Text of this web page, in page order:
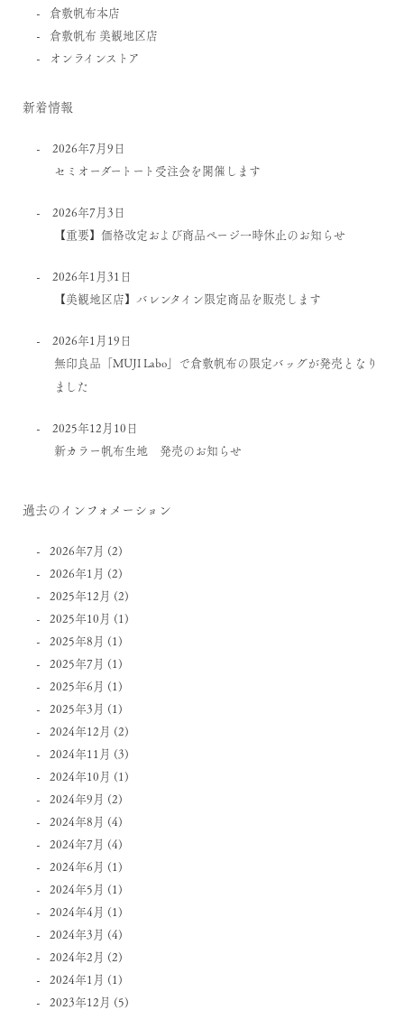
倉敷帆布本店
倉敷帆布 美観地区店
オンラインストア
新着情報
2026年7月9日
セミオーダートート受注会を開催します
2026年7月3日
【重要】価格改定および商品ページ一時休止のお知らせ
2026年1月31日
【美観地区店】バレンタイン限定商品を販売します
2026年1月19日
無印良品「MUJI Labo」で倉敷帆布の限定バッグが発売となり
ました
2025年12月10日
新カラー帆布生地 発売のお知らせ
過去のインフォメーション
2026年7月 (2)
2026年1月 (2)
2025年12月 (2)
2025年10月 (1)
2025年8月 (1)
2025年7月 (1)
2025年6月 (1)
2025年3月 (1)
2024年12月 (2)
2024年11月 (3)
2024年10月 (1)
2024年9月 (2)
2024年8月 (4)
2024年7月 (4)
2024年6月 (1)
2024年5月 (1)
2024年4月 (1)
2024年3月 (4)
2024年2月 (2)
2024年1月 (1)
2023年12月 (5)